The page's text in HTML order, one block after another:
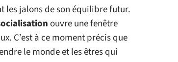
les jalons de son équilibre futur.
ouvre une fenêtre
C’est à ce moment précis que
le monde et les êtres qui